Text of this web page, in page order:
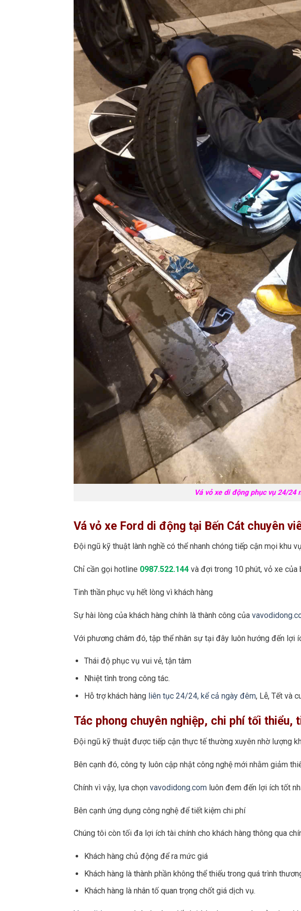
Vá vỏ xe di động phục vụ 24/24
Vá vỏ xe Ford di động tại Bến Cát chuyên
Đội ngũ kỹ thuật lành nghề có thể nhanh chóng tiếp cận mọi khu
Chỉ cần gọi hotline 0987.522.144 và đợi trong 10 phút, vỏ xe của
Tinh thần phục vụ hết lòng vì khách hàng
Sự hài lòng của khách hàng chính là thành công của
Với phương châm đó, tập thể nhân sự tại đây luôn hướng đến lợi
Thái độ phục vụ vui vẻ, tận tâm
Nhiệt tình trong công tác.
Hỗ trợ khách hàng liên tục 24/24, kể cả ngày đêm, Lễ, Tết và
Tác phong chuyên nghiệp, chi phí tối thiểu,
Đội ngũ kỹ thuật được tiếp cận thực tế thường xuyên nhờ lượng
Bên cạnh đó, công ty luôn cập nhật công nghệ mới nhằm giảm
Chính vì vậy, lựa chọn vavodidong.com luôn đem đến lợi ích tốt
Bên cạnh ứng dụng công nghệ để tiết kiệm chi phí
Chúng tôi còn tối đa lợi ích tài chính cho khách hàng thông qua
Khách hàng chủ động để ra mức giá
Khách hàng là thành phần không thể thiếu trong quá trình
Khách hàng là nhân tố quan trọng chốt giá dịch vụ.